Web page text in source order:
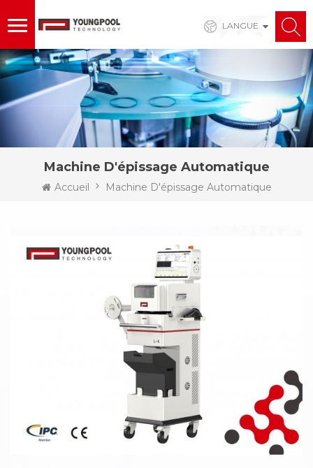
LANGUE
Machine D'épissage Automatique
Accueil Machine D'épissage Automatique